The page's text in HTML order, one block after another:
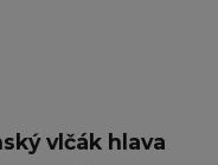
vlčák hlava